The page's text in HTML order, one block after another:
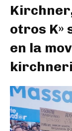
otros K»
en la